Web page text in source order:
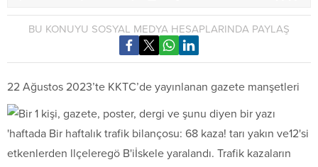
BU KONUYU SOSYAL MEDYA HESAPLARINDA PAYLAŞ
22 Ağustos 2023’te KKTC’de yayınlanan gazete manşetleri